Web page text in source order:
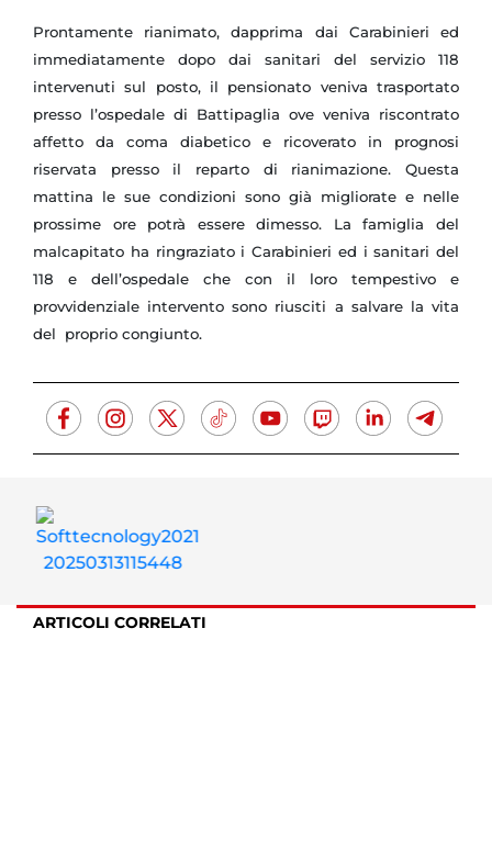
Prontamente rianimato, dapprima dai Carabinieri ed
immediatamente dopo dai sanitari del servizio 118
intervenuti sul posto, il pensionato veniva trasportato
presso l’ospedale di Battipaglia ove veniva riscontrato
affetto da coma diabetico e ricoverato in prognosi
riservata presso il reparto di rianimazione. Questa
mattina le sue condizioni sono già migliorate e nelle
prossime ore potrà essere dimesso. La famiglia del
malcapitato ha ringraziato i Carabinieri ed i sanitari del
118 e dell’ospedale che con il loro tempestivo e
provvidenziale intervento sono riusciti a salvare la vita
del proprio congiunto.
ARTICOLI CORRELATI